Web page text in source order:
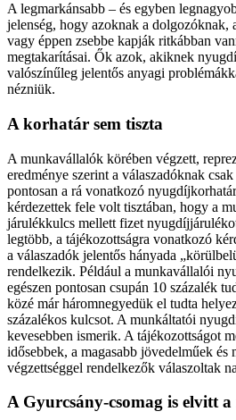
A legmarkánsabb – és egyben
jelenség, hogy azoknak a dolgozóknak,
vagy éppen zsebbe kapják ritkábban
megtakarításai. Ők azok, akiknek
valószínűleg jelentős anyagi
nézniük.
A korhatár sem tiszta
A munkavállalók körében végzett,
eredménye szerint a válaszadóknak
pontosan a rá vonatkozó
kérdezettek fele volt tisztában, hogy a
járulékkulcs mellett fizet
legtöbb, a tájékozottságra vonatkozó
a válaszadók jelentős hányada
rendelkezik. Például a munkavállalói
egészen pontosan csupán 10 százalék
közé már háromnegyedük el tudta
százalékos kulcsot. A munkáltatói
kevesebben ismerik. A tájékozottságot
idősebbek, a magasabb jövedelműek és
végzettséggel rendelkezők válaszoltak
A Gyurcsány-csomag is elvitt